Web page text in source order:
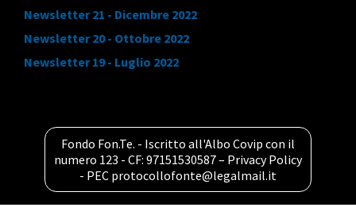
Newsletter 21 - Dicembre 2022
Newsletter 20 - Ottobre 2022
Newsletter 19 - Luglio 2022
Fondo Fon.Te. - Iscritto all'Albo Covip con il
numero 123 - CF: 97151530587 – Privacy Policy
- PEC protocollofonte@legalmail.it